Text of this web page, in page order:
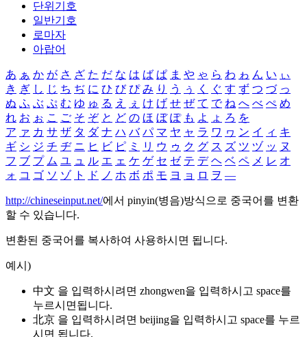
단위기호
일반기호
로마자
아랍어
あ ぁ か が さ ざ た だ な は ば ぱ ま や ゃ ら わ ゎ ん い ぃ
き ぎ し じ ち ぢ に ひ び ぴ み り う ぅ く ぐ す ず つ づ っ
ぬ ふ ぶ ぷ む ゆ ゅ る え ぇ け げ せ ぜ て で ね へ べ ぺ め
れ お ぉ こ ご そ ぞ と ど の ほ ぼ ぽ も よ ょ ろ を
ア ァ カ サ ザ タ ダ ナ ハ バ パ マ ヤ ャ ラ ワ ヮ ン イ ィ キ
ギ シ ジ チ ヂ ニ ヒ ビ ピ ミ リ ウ ゥ ク グ ス ズ ツ ヅ ッ ヌ
フ ブ プ ム ユ ュ ル エ ェ ケ ゲ セ ゼ テ デ ヘ ベ ペ メ レ オ
ォ コ ゴ ソ ゾ ト ド ノ ホ ボ ポ モ ヨ ョ ロ ヲ ―
http://chineseinput.net/에서 pinyin(병음)방식으로 중국어를 변환
할 수 있습니다.
변환된 중국어를 복사하여 사용하시면 됩니다.
예시)
中文 을 입력하시려면 zhongwen을 입력하시고 space를
누르시면됩니다.
北京 을 입력하시려면 beijing을 입력하시고 space를 누르
시면 됩니다.